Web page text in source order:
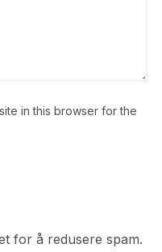
in this browser for the
for å redusere spam.